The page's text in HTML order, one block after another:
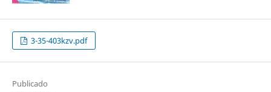
3-35-403kzv.pdf
Publicado